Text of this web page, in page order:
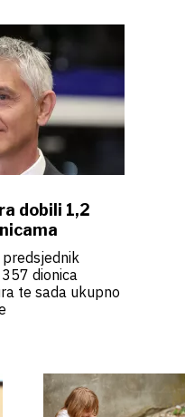
dobili 1,2
dionica
te sada ukupno